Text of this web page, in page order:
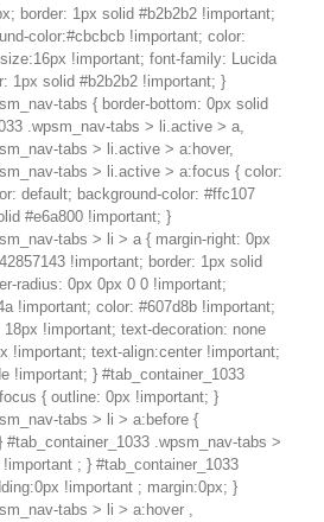
border: 1px solid #b2b2b2 !important;
color:#cbcbcb !important; color:
!important; font-family: Lucida
1px solid #b2b2b2 !important; }
tabs { border-bottom: 0px solid
.wpsm_nav-tabs > li.active > a,
tabs > li.active > a:hover,
tabs > li.active > a:focus { color:
default; background-color: #ffc107
#e6a800 !important; }
tabs > li > a { margin-right: 0px
!important; border: 1px solid
radius: 0px 0px 0 0 !important;
!important; color: #607d8b !important;
!important; text-decoration: none
!important; text-align:center !important;
!important; } #tab_container_1033
{ outline: 0px !important; }
tabs > li > a:before {
.wpsm_nav-tabs >
; } #tab_container_1033
!important ; margin:0px; }
tabs > li > a:hover ,